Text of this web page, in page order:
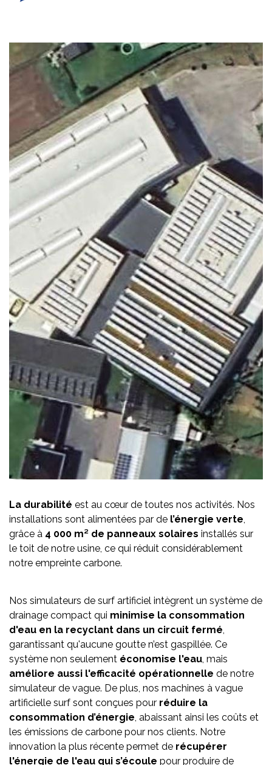
La durabilité est au cœur de toutes nos activités. Nos
installations sont alimentées par de l’énergie verte,
grâce à 4 000 m² de panneaux solaires installés sur
le toit de notre usine, ce qui réduit considérablement
notre empreinte carbone.
Nos simulateurs de surf artificiel intègrent un système de
drainage compact qui minimise la consommation
d'eau en la recyclant dans un circuit fermé,
garantissant qu'aucune goutte n’est gaspillée. Ce
système non seulement économise l'eau, mais
améliore aussi l'efficacité opérationnelle de notre
simulateur de vague. De plus, nos machines à vague
artificielle surf sont conçues pour réduire la
consommation d’énergie, abaissant ainsi les coûts et
les émissions de carbone pour nos clients. Notre
innovation la plus récente permet de récupérer
l'énergie de l'eau qui s’écoule pour produire de